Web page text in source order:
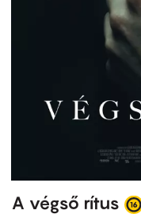
A végső rítus